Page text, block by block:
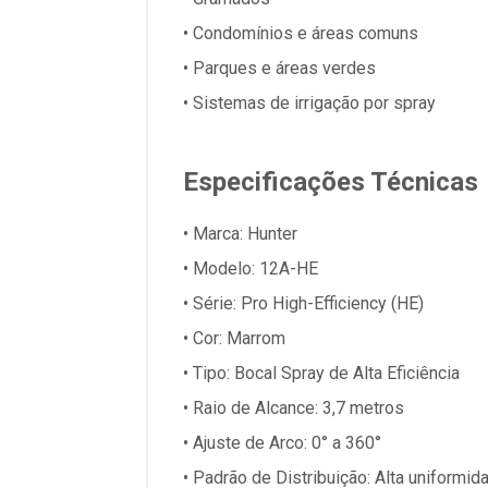
• Condomínios e áreas comuns
• Parques e áreas verdes
• Sistemas de irrigação por spray
Especificações Técnicas
• Marca: Hunter
• Modelo: 12A-HE
• Série: Pro High-Efficiency (HE)
• Cor: Marrom
• Tipo: Bocal Spray de Alta Eficiência
• Raio de Alcance: 3,7 metros
• Ajuste de Arco: 0° a 360°
• Padrão de Distribuição: Alta